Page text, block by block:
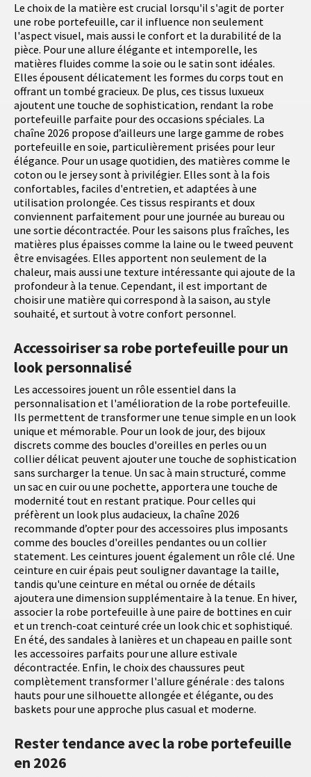
Le choix de la matière est crucial lorsqu'il s'agit de porter
une robe portefeuille, car il influence non seulement
l'aspect visuel, mais aussi le confort et la durabilité de la
pièce. Pour une allure élégante et intemporelle, les
matières fluides comme la soie ou le satin sont idéales.
Elles épousent délicatement les formes du corps tout en
offrant un tombé gracieux. De plus, ces tissus luxueux
ajoutent une touche de sophistication, rendant la robe
portefeuille parfaite pour des occasions spéciales. La
chaîne 2026 propose d’ailleurs une large gamme de robes
portefeuille en soie, particulièrement prisées pour leur
élégance. Pour un usage quotidien, des matières comme le
coton ou le jersey sont à privilégier. Elles sont à la fois
confortables, faciles d'entretien, et adaptées à une
utilisation prolongée. Ces tissus respirants et doux
conviennent parfaitement pour une journée au bureau ou
une sortie décontractée. Pour les saisons plus fraîches, les
matières plus épaisses comme la laine ou le tweed peuvent
être envisagées. Elles apportent non seulement de la
chaleur, mais aussi une texture intéressante qui ajoute de la
profondeur à la tenue. Cependant, il est important de
choisir une matière qui correspond à la saison, au style
souhaité, et surtout à votre confort personnel.
Accessoiriser sa robe portefeuille pour un
look personnalisé
Les accessoires jouent un rôle essentiel dans la
personnalisation et l'amélioration de la robe portefeuille.
Ils permettent de transformer une tenue simple en un look
unique et mémorable. Pour un look de jour, des bijoux
discrets comme des boucles d'oreilles en perles ou un
collier délicat peuvent ajouter une touche de sophistication
sans surcharger la tenue. Un sac à main structuré, comme
un sac en cuir ou une pochette, apportera une touche de
modernité tout en restant pratique. Pour celles qui
préfèrent un look plus audacieux, la chaîne 2026
recommande d’opter pour des accessoires plus imposants
comme des boucles d'oreilles pendantes ou un collier
statement. Les ceintures jouent également un rôle clé. Une
ceinture en cuir épais peut souligner davantage la taille,
tandis qu'une ceinture en métal ou ornée de détails
ajoutera une dimension supplémentaire à la tenue. En hiver,
associer la robe portefeuille à une paire de bottines en cuir
et un trench-coat ceinturé crée un look chic et sophistiqué.
En été, des sandales à lanières et un chapeau en paille sont
les accessoires parfaits pour une allure estivale
décontractée. Enfin, le choix des chaussures peut
complètement transformer l'allure générale : des talons
hauts pour une silhouette allongée et élégante, ou des
baskets pour une approche plus casual et moderne.
Rester tendance avec la robe portefeuille
en 2026